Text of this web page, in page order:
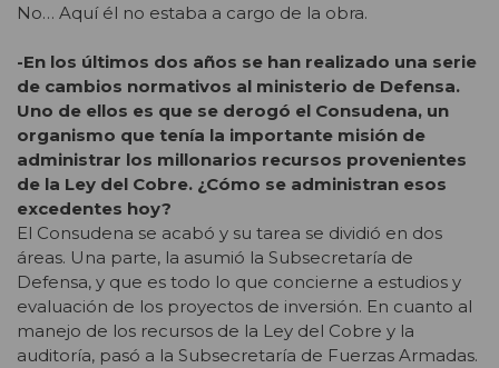
No… Aquí él no estaba a cargo de la obra.
-En los últimos dos años se han realizado una serie
de cambios normativos al ministerio de Defensa.
Uno de ellos es que se derogó el Consudena, un
organismo que tenía la importante misión de
administrar los millonarios recursos provenientes
de la Ley del Cobre. ¿Cómo se administran esos
excedentes hoy?
El Consudena se acabó y su tarea se dividió en dos
áreas. Una parte, la asumió la Subsecretaría de
Defensa, y que es todo lo que concierne a estudios y
evaluación de los proyectos de inversión. En cuanto al
manejo de los recursos de la Ley del Cobre y la
auditoría, pasó a la Subsecretaría de Fuerzas Armadas.